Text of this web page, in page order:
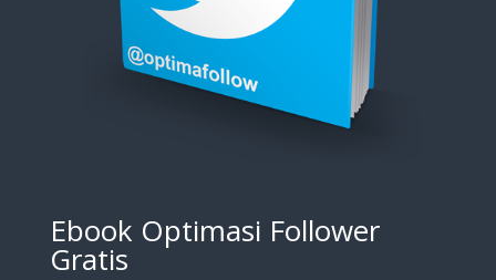
Ebook Optimasi Follower
Gratis